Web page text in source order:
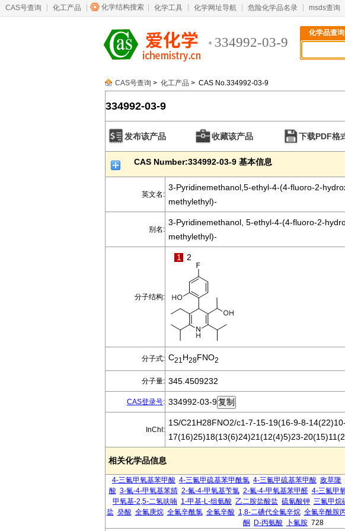
CAS号查询 化工产品 化学结构搜索 化学工具 化学网址导航 危险化学品名录 msds查询
334992-03-9
化学品查询
CAS号查询 > 化工产品 > CAS No.334992-03-9
334992-03-9
发布该产品 收藏该产品 下载PDF格
CAS Number:334992-03-9 基本信息
英文名:
3-Pyridinemethanol,5-ethyl-4-(4-fluoro-2-
methylethyl)-
别名:
3-Pyridinemethanol, 5-ethyl-4-(4-fluoro-2-
methylethyl)-
分子结构:
1 2
分子式: C21 H28FNO2
分子量: 345.4509232
CAS登录号: 334992-03-9
InChI:
1S/C21H28FNO2/c1-7-15-19(16-9-8-14(22)10-
17(16)25)18(13(6)24)21(12(4)5)23-
相关化学品信息
4-三氟甲氧基苯甲酸 4-三氟甲硫基苯甲酰氯 4-三氟甲硫基苯甲酸 敌草隆
酸 3-氟-4-甲氧基苯腈 2-氟-4-甲氧基苄氯 2-氟-4-甲氧基苯甲醛 4-三氟甲
甲氧基-2,5-二氢呋喃 1-甲基-L-组氨酸 乙二胺盐酸盐 硫氰酸钾 三氟甲烷
盐 癸酸 全氟庚烷 全氟辛酰氯 全氟辛酸 1,8-二碘代全氟辛烷 全氟辛酰胺
酮
D-丙氨酸 卜氟胺 728